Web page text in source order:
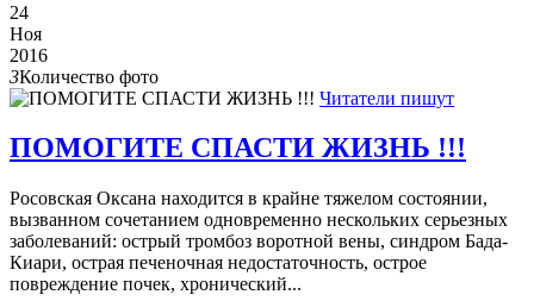
24
Ноя
2016
3Количество фото
Читатели пишут
ПОМОГИТЕ СПАСТИ ЖИЗНЬ !!!
Росовская Оксана находится в крайне тяжелом состоянии,
вызванном сочетанием одновременно нескольких серьезных
заболеваний: острый тромбоз воротной вены, синдром Бада-
Киари, острая печеночная недостаточность, острое
повреждение почек, хронический...